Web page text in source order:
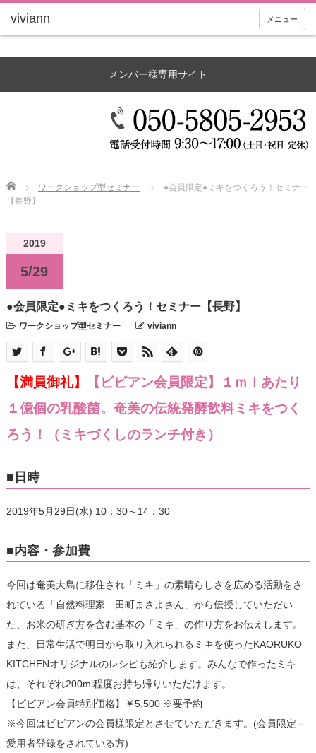
メニュー
メンバー様専用サイト
Home ワークショップ型セミナー
●会員限定●ミキをつくろう！セミナー
【長野】
2019
5/29
●会員限定●ミキをつくろう！セミナー【長野】
ワークショップ型セミナー viviann
【満員御礼】
【ビビアン会員限定】１ｍｌあたり
１億個の乳酸菌。奄美の伝統発酵飲料ミキをつく
ろう！（ミキづくしのランチ付き）
■日時
2019年5月29日(水) 10：30～14：30
■内容・参加費
今回は奄美大島に移住され「ミキ」の素晴らしさを広める活動をさ
れている「自然料理家 田町まさよさん」から伝授していただい
た、お米の研ぎ方を含む基本の「ミキ」の作り方をお伝えします。
また、日常生活で明日から取り入れられるミキを使ったKAORUKO
KITCHENオリジナルのレシピも紹介します。みんなで作ったミキ
は、それぞれ200ml程度お持ち帰りいただけます。
【ビビアン会員特別価格】￥5,500 ※要予約
※今回はビビアンの会員様限定とさせていただきます。(会員限定＝
愛用者登録をされている方)